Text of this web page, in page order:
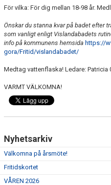
För vilka: För dig mellan 18-98 år.
Önskar du stanna kvar på badet efter
som vanligt enligt Vislandabadets
info på kommunens hemsida https://
gora/Fritid/vislandabadet/
Medtag vattenflaska! Ledare: Patricia
VARMT VÄLKOMNA!
Nyhetsarkiv
Välkomna på årsmöte!
Fritidskortet
VÅREN 2026